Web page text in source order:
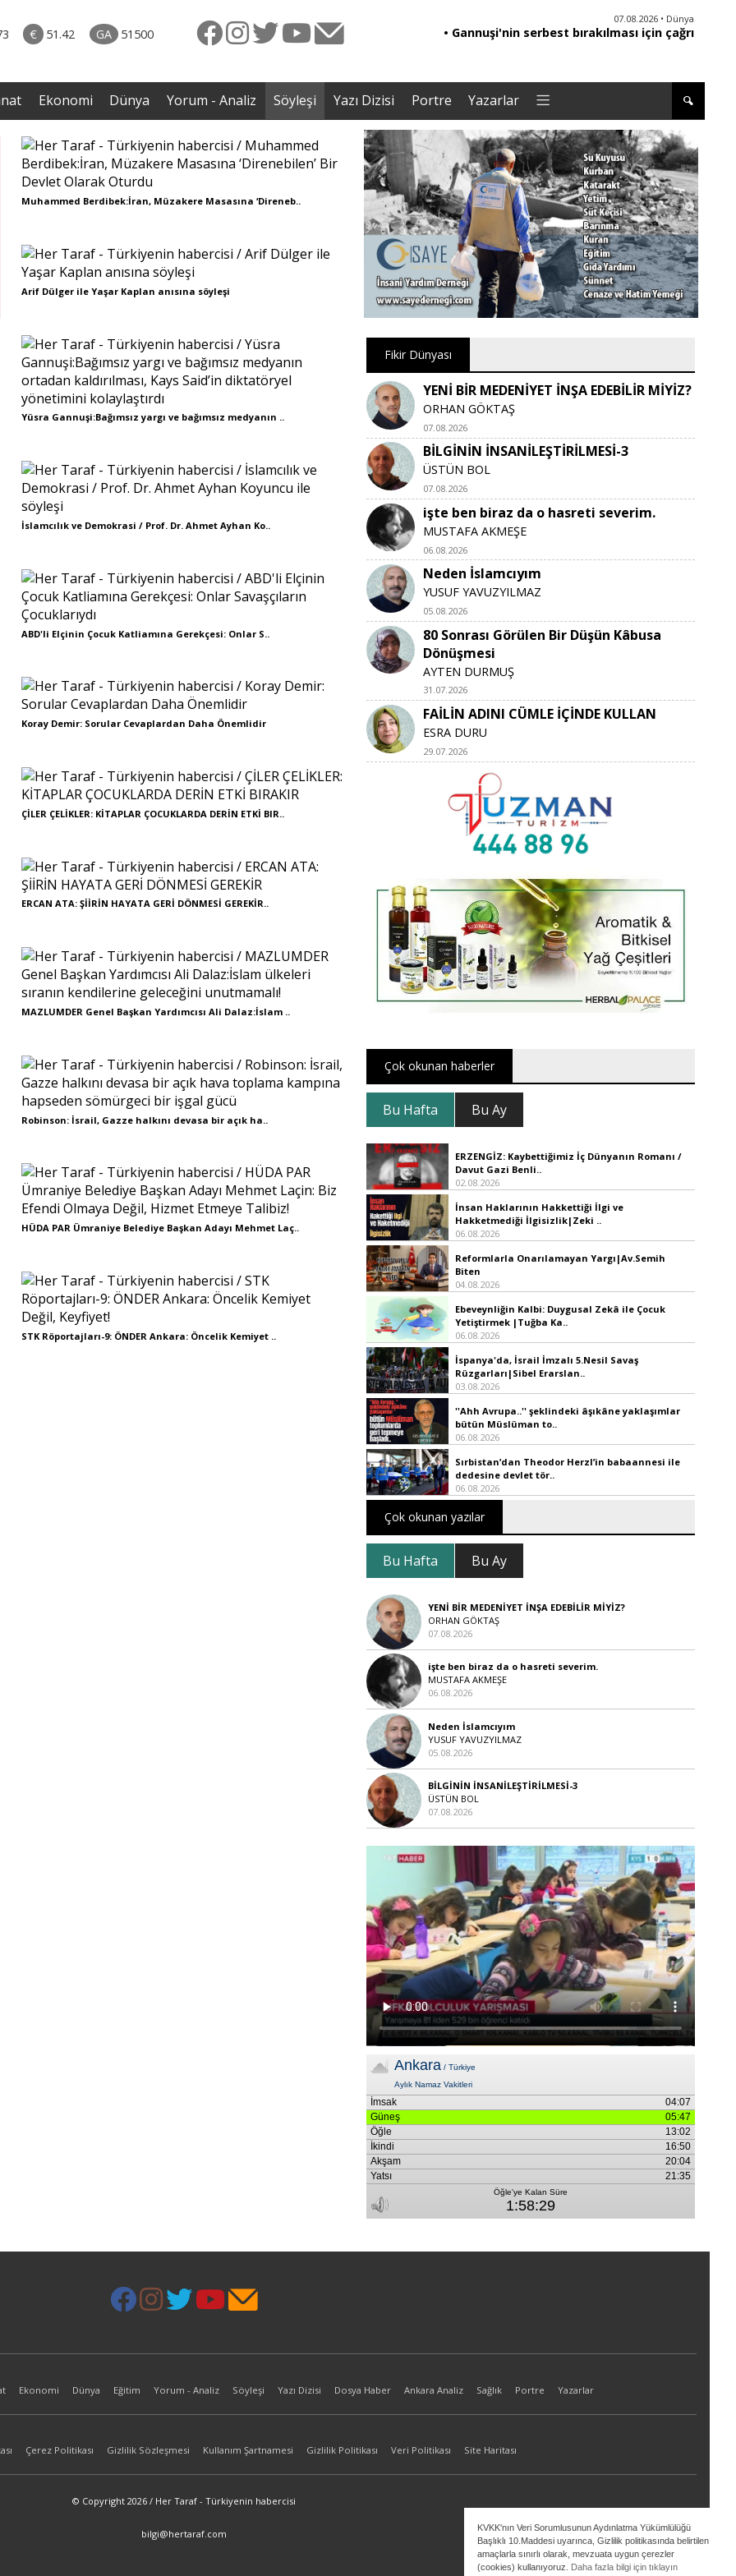
KVKK'nın Veri Sorumlusunun Aydınlatma Yükümlülüğü
Başlıklı 10.Maddesi uyarınca, Gizlilik politikasında belirtilen
amaçlarla sınırlı olarak, mevzuata uygun çerezler
(cookies) kullanıyoruz. Daha fazla bilgi için tıklayın
€ 51.42 GA 51500
07.08.2026 • Dünya
• Gannuşi'nin serbest bırakılması için çağrı
06.08.2026 • Yorum - Analiz
• Ebeveynliğin Kalbi: Duygusal Zekâ ile Çocuk
Ekonomi Dünya Yorum - Analiz Söyleşi Yazı Dizisi Portre Yazarlar
Muhammed Berdibek:İran, Müzakere Masasına ‘Direneb..
Arif Dülger ile Yaşar Kaplan anısına söyleşi
Yüsra Gannuşi:Bağımsız yargı ve bağımsız medyanın ..
İslamcılık ve Demokrasi / Prof. Dr. Ahmet Ayhan Ko..
ABD'li Elçinin Çocuk Katliamına Gerekçesi: Onlar S..
Koray Demir: Sorular Cevaplardan Daha Önemlidir
ÇİLER ÇELİKLER: KİTAPLAR ÇOCUKLARDA DERİN ETKİ BIR..
ERCAN ATA: ŞİİRİN HAYATA GERİ DÖNMESİ GEREKİR..
MAZLUMDER Genel Başkan Yardımcısı Ali Dalaz:İslam ..
Robinson: İsrail, Gazze halkını devasa bir açık ha..
HÜDA PAR Ümraniye Belediye Başkan Adayı Mehmet Laç..
STK Röportajları-9: ÖNDER Ankara: Öncelik Kemiyet ..
Fikir Dünyası
YENİ BİR MEDENİYET İNŞA EDEBİLİR MİYİZ?
ORHAN GÖKTAŞ
07.08.2026
BİLGİNİN İNSANİLEŞTİRİLMESİ-3
ÜSTÜN BOL
07.08.2026
işte ben biraz da o hasreti severim.
MUSTAFA AKMEŞE
06.08.2026
Neden İslamcıyım
YUSUF YAVUZYILMAZ
05.08.2026
80 Sonrası Görülen Bir Düşün Kâbusa
Dönüşmesi
AYTEN DURMUŞ
31.07.2026
FAİLİN ADINI CÜMLE İÇİNDE KULLAN
ESRA DURU
29.07.2026
Çok okunan haberler
Bu Hafta Bu Ay
ERZENGİZ: Kaybettiğimiz İç Dünyanın Romanı /
Davut Gazi Benli..
02.08.2026
İnsan Haklarının Hakkettiği İlgi ve
Hakketmediği İlgisizlik|Zeki ..
06.08.2026
Reformlarla Onarılamayan Yargı|Av.Semih
Biten
04.08.2026
Ebeveynliğin Kalbi: Duygusal Zekâ ile Çocuk
Yetiştirmek |Tuğba Ka..
06.08.2026
İspanya'da, İsrail İmzalı 5.Nesil Savaş
Rüzgarları|Sibel Erarslan..
03.08.2026
''Ahh Avrupa..'' şeklindeki âşıkâne yaklaşımlar
bütün Müslüman to..
06.08.2026
Sırbistan’dan Theodor Herzl’in babaannesi ile
dedesine devlet tör..
06.08.2026
Çok okunan yazılar
Bu Hafta Bu Ay
YENİ BİR MEDENİYET İNŞA EDEBİLİR MİYİZ?
ORHAN GÖKTAŞ
07.08.2026
işte ben biraz da o hasreti severim.
MUSTAFA AKMEŞE
06.08.2026
Neden İslamcıyım
YUSUF YAVUZYILMAZ
05.08.2026
BİLGİNİN İNSANİLEŞTİRİLMESİ-3
ÜSTÜN BOL
07.08.2026
Ekonomi Dünya Eğitim Yorum - Analiz Söyleşi Yazı Dizisi Dosya Haber Ankara Analiz Sağlık Portre Yazarlar
Çerez Politikası Gizlilik Sözleşmesi Kullanım Şartnamesi Gizlilik Politikası Veri Politikası Site Haritası
© Copyright 2026 / Her Taraf - Türkiyenin habercisi
bilgi@hertaraf.com